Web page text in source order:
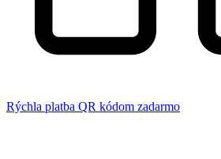
Rýchla platba QR kódom zadarmo